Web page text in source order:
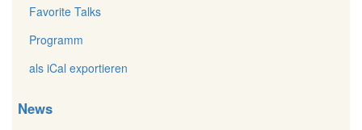
Favorite Talks
Programm
als iCal exportieren
News